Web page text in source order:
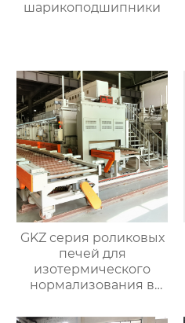
шарикоподшипники
GKZ серия роликовых
печей для
изотермического
нормализования в
процессе